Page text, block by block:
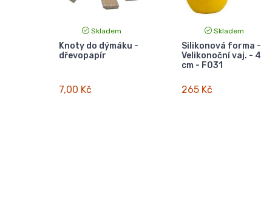
Skladem
Knoty do dýmáku -
dřevopapír
7,00 Kč
Skladem
Silikonová forma -
Velikonoční vaj. - 4
cm - F031
265 Kč